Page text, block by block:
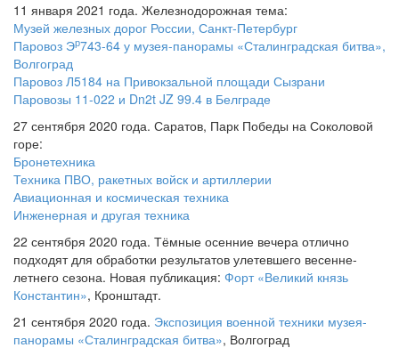
11 января 2021 года. Железнодорожная тема:
Музей железных дорог России, Санкт-Петербург
Паровоз Эр743-64 у музея-панорамы «Сталинградская битва»,
Волгоград
Паровоз Л5184 на Привокзальной площади Сызрани
Паровозы 11-022 и Dn2t JZ 99.4 в Белграде
27 сентября 2020 года. Саратов, Парк Победы на Соколовой
горе:
Бронетехника
Техника ПВО, ракетных войск и артиллерии
Авиационная и космическая техника
Инженерная и другая техника
22 сентября 2020 года. Тёмные осенние вечера отлично
подходят для обработки результатов улетевшего весенне-
летнего сезона. Новая публикация: Форт «Великий князь
Константин», Кронштадт.
21 сентября 2020 года. Экспозиция военной техники музея-
панорамы «Сталинградская битва», Волгоград